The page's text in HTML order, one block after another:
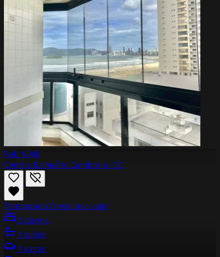
Ref.: V040
Centro, Balneário Camboriú - SC
Temporada Consulte o valor
3 dorms.
1 suítes
1 vagas